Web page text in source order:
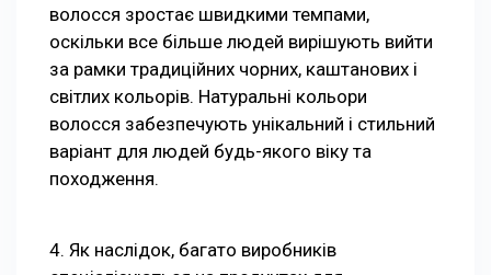
волосся зростає швидкими темпами,
оскільки все більше людей вирішують вийти
за рамки традиційних чорних, каштанових і
світлих кольорів. Натуральні кольори
волосся забезпечують унікальний і стильний
варіант для людей будь-якого віку та
походження.
4. Як наслідок, багато виробників